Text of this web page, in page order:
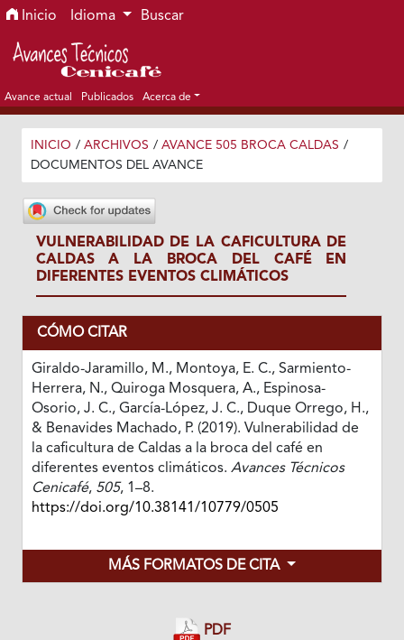
Ir al menú de navegación principal
Ir al contenido principal
Ir al pie de página del sitio
Inicio Idioma Buscar
Avance actual Publicados Acerca de
INICIO / ARCHIVOS / AVANCE 505 BROCA CALDAS /
DOCUMENTOS DEL AVANCE
VULNERABILIDAD DE LA CAFICULTURA DE
CALDAS A LA BROCA DEL CAFÉ EN
DIFERENTES EVENTOS CLIMÁTICOS
CÓMO CITAR
Giraldo-Jaramillo, M., Montoya, E. C., Sarmiento-
Herrera, N., Quiroga Mosquera, A., Espinosa-
Osorio, J. C., García-López, J. C., Duque Orrego, H.,
& Benavides Machado, P. (2019). Vulnerabilidad de
la caficultura de Caldas a la broca del café en
diferentes eventos climáticos. Avances Técnicos
Cenicafé, 505, 1–8.
https://doi.org/10.38141/10779/0505
MÁS FORMATOS DE CITA
PDF